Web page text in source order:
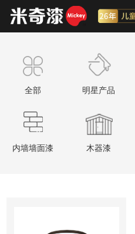
全部 明星产品
内墙墙面漆 木器漆